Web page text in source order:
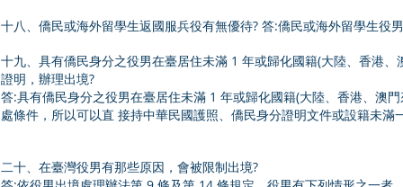
十八、僑民或海外留學生返國服兵役有無優待? 答:僑民或海外留學生役
十九、具有僑民身分之役男在臺居住未滿 1 年或歸化國籍(大陸、香港
證明，辦理出境?
答:具有僑民身分之役男在臺居住未滿 1 年或歸化國籍(大陸、香港、澳
處條件，所以可以直 接持中華民國護照、僑民身分證明文件或設籍未
二十、在臺灣役男有那些原因，會被限制出境?